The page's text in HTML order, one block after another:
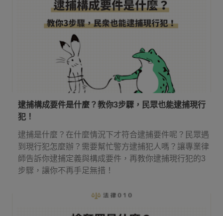
逮捕構成要件是什麼？教你3步驟，民眾也能逮捕現行
犯！
逮捕是什麼？在什麼情況下才符合逮捕要件呢？民眾遇
到現行犯怎麼辦？需要幫忙警方逮捕犯人嗎？讓專業律
師告訴你逮捕定義與構成要件，再教你逮捕現行犯的3
步驟，讓你不再手足無措！